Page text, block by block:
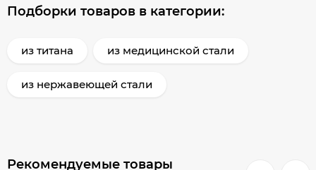
Подборки товаров в категории:
из титана из медицинской стали
из нержавеющей стали
Рекомендуемые товары